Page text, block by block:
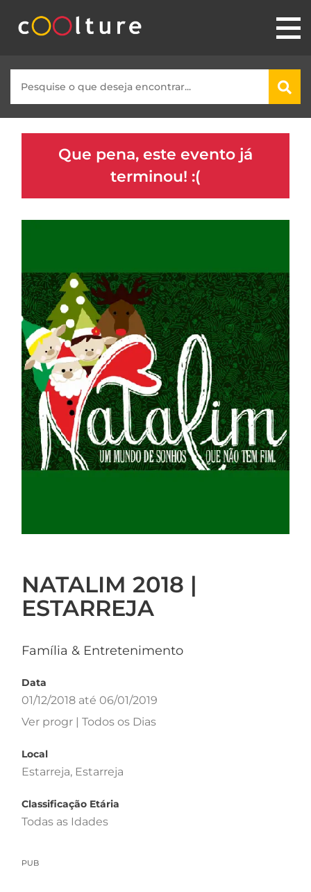
Que pena, este evento já
terminou! :(
NATALIM 2018 |
ESTARREJA
Família & Entretenimento
Data
01/12/2018 até 06/01/2019
Ver progr | Todos os Dias
Local
Estarreja, Estarreja
Classificação Etária
Todas as Idades
PUB